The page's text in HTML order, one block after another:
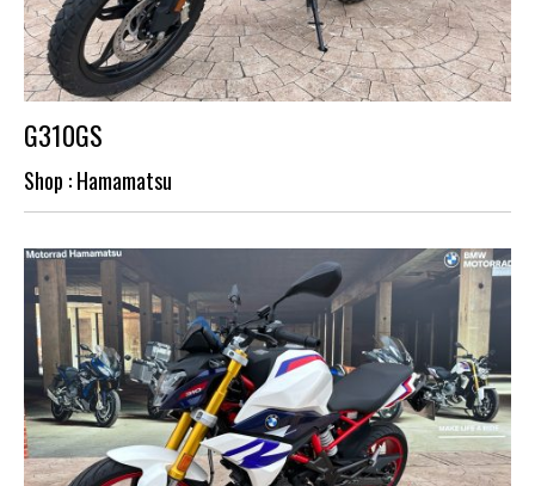
G310GS
Shop : Hamamatsu